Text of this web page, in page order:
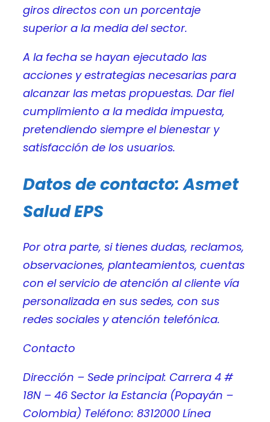
giros directos con un porcentaje
superior a la media del sector.
A la fecha se hayan ejecutado las
acciones y estrategias necesarias para
alcanzar las metas propuestas. Dar fiel
cumplimiento a la medida impuesta,
pretendiendo siempre el bienestar y
satisfacción de los usuarios.
Datos de contacto: Asmet
Salud EPS
Por otra parte, si tienes dudas, reclamos,
observaciones, planteamientos, cuentas
con el servicio de atención al cliente vía
personalizada en sus sedes, con sus
redes sociales y atención telefónica.
Contacto
Dirección – Sede principal: Carrera 4 #
18N – 46 Sector la Estancia (Popayán –
Colombia) Teléfono: 8312000 Línea